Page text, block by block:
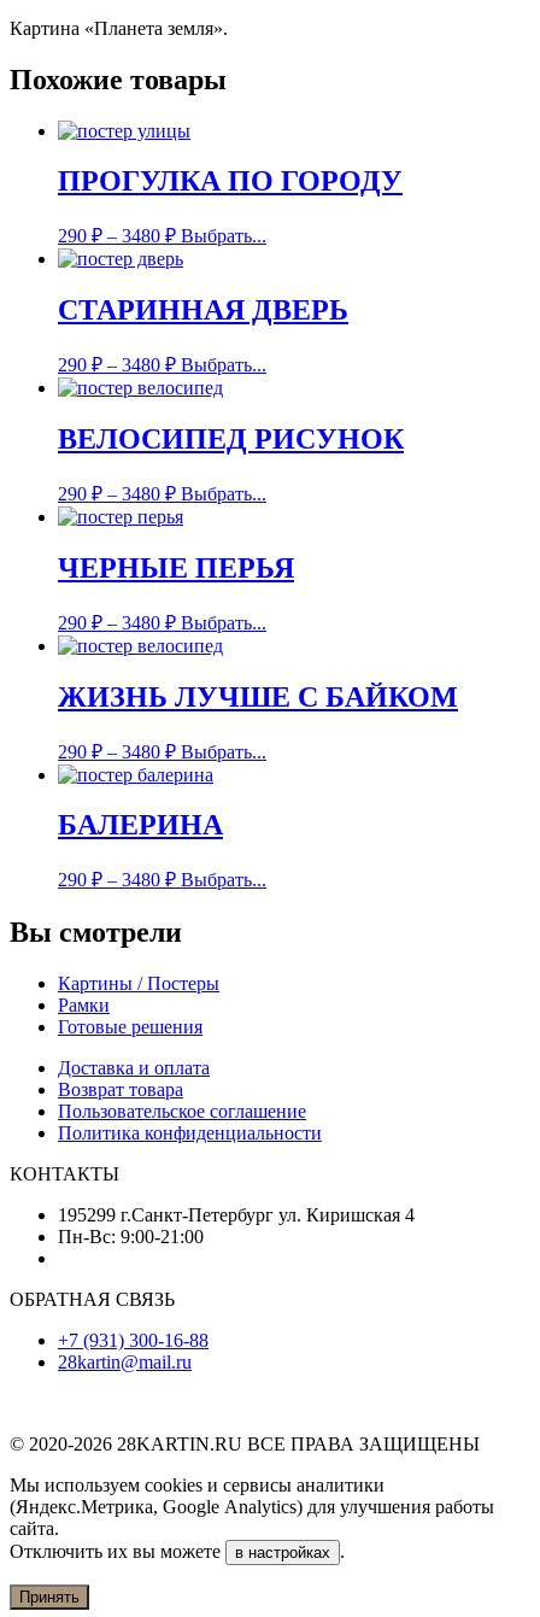
Картина «Планета земля».
Похожие товары
ПРОГУЛКА ПО ГОРОДУ
290 ₽ – 3480 ₽ Выбрать...
СТАРИННАЯ ДВЕРЬ
290 ₽ – 3480 ₽ Выбрать...
ВЕЛОСИПЕД РИСУНОК
290 ₽ – 3480 ₽ Выбрать...
ЧЕРНЫЕ ПЕРЬЯ
290 ₽ – 3480 ₽ Выбрать...
ЖИЗНЬ ЛУЧШЕ С БАЙКОМ
290 ₽ – 3480 ₽ Выбрать...
БАЛЕРИНА
290 ₽ – 3480 ₽ Выбрать...
Вы смотрели
Картины / Постеры
Рамки
Готовые решения
Доставка и оплата
Возврат товара
Пользовательское соглашение
Политика конфиденциальности
КОНТАКТЫ
195299 г.Санкт-Петербург ул. Киришская 4
Пн-Вс: 9:00-21:00
ОБРАТНАЯ СВЯЗЬ
+7 (931) 300-16-88
28kartin@mail.ru
© 2020-2026 28KARTIN.RU ВСЕ ПРАВА ЗАЩИЩЕНЫ
Мы используем cookies и сервисы аналитики
(Яндекс.Метрика, Google Analytics) для улучшения работы
сайта.
Отключить их вы можете
в настройках .
Принять